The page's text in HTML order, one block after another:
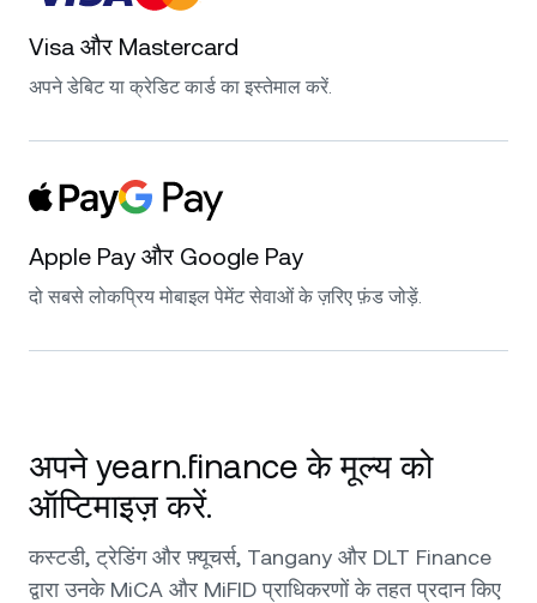
Visa और Mastercard
अपने डेबिट या क्रेडिट कार्ड का इस्तेमाल करें.
Apple Pay और Google Pay
दो सबसे लोकप्रिय मोबाइल पेमेंट सेवाओं के ज़रिए फ़ंड जोड़ें.
अपने yearn.finance के मूल्य को
ऑप्टिमाइज़ करें.
कस्टडी, ट्रेडिंग और फ़्यूचर्स, Tangany और DLT Finance
द्वारा उनके MiCA और MiFID प्राधिकरणों के तहत प्रदान किए